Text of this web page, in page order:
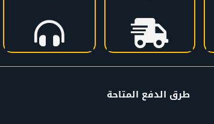
طرق الدفع المتاحة